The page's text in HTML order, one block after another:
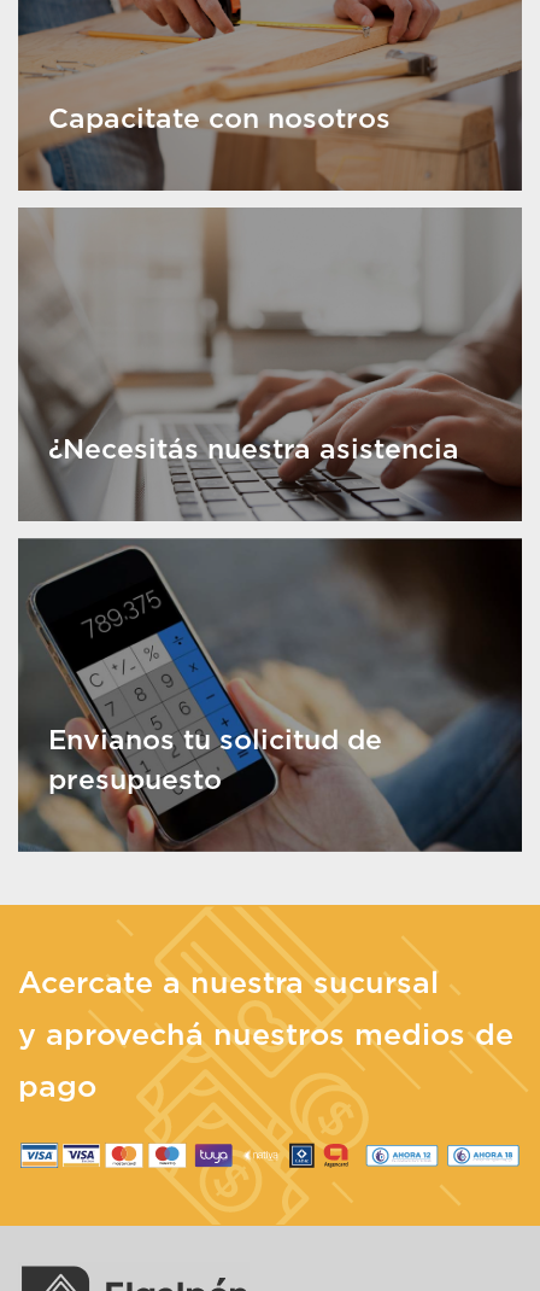
Capacitate con nosotros
¿Necesitás nuestra asistencia
Envianos tu solicitud de
presupuesto
Acercate a nuestra sucursal
y aprovechá nuestros medios de
pago